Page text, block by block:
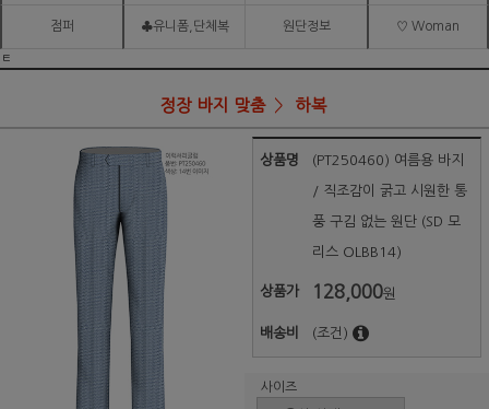
점퍼 ♣유니폼,단체복 원단정보 ♡ Woman
ㅌ
정장 바지 맞춤 하복
상품명 (PT250460) 여름용 바지
/ 직조감이 굵고 시원한 통
풍 구김 없는 원단 (SD 모
리스 OLBB14)
상품가 128,000원
배송비 (조건)
사이즈